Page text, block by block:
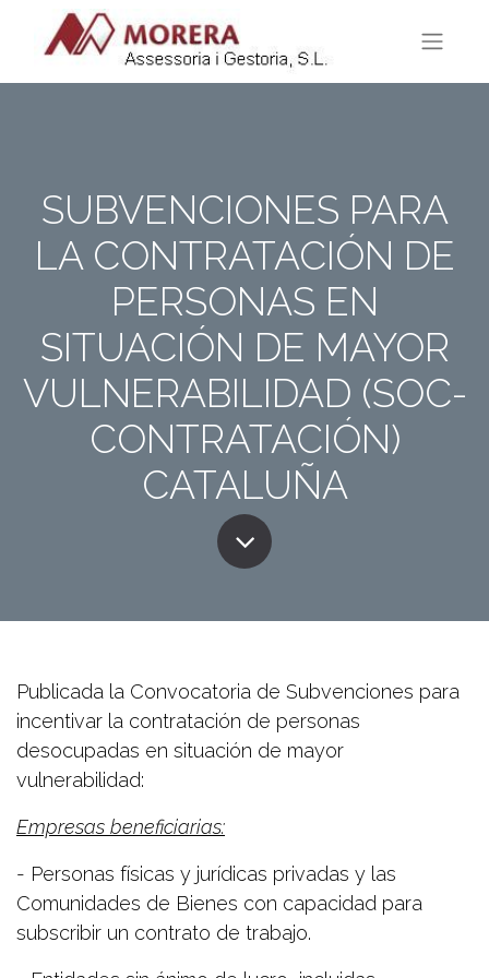
SUBVENCIONES PARA
LA CONTRATACIÓN DE
PERSONAS EN
SITUACIÓN DE MAYOR
VULNERABILIDAD (SOC-
CONTRATACIÓN)
CATALUÑA
Publicada la Convocatoria de Subvenciones para
incentivar la contratación de personas
desocupadas en situación de mayor
vulnerabilidad:
Empresas beneficiarias:
- Personas físicas y jurídicas privadas y las
Comunidades de Bienes con capacidad para
subscribir un contrato de trabajo.